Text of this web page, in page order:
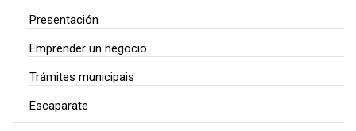
Presentación
Emprender un negocio
Trámites municipais
Escaparate